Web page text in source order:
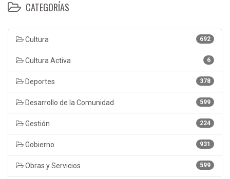
CATEGORÍAS
692
Cultura
6
Cultura Activa
378
Deportes
599
Desarrollo de la Comunidad
224
Gestión
931
Gobierno
599
Obras y Servicios